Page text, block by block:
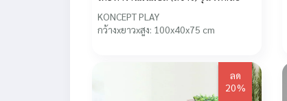
KONCEPT PLAY
กว้างxยาวxสูง: 100x40x75 cm
ลด
20%